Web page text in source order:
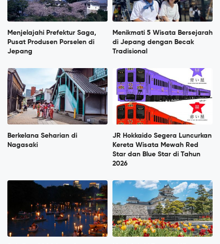
Menjelajahi Prefektur Saga,
Pusat Produsen Porselen di
Jepang
Menikmati 5 Wisata Bersejarah
di Jepang dengan Becak
Tradisional
Berkelana Seharian di
Nagasaki
JR Hokkaido Segera Luncurkan
Kereta Wisata Mewah Red
Star dan Blue Star di Tahun
2026